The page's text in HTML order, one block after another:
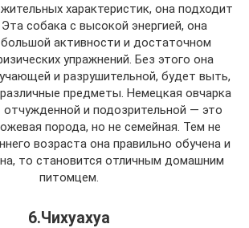
характеристик, она подходит
собака с высокой энергией, она
активности и достаточном
упражнений. Без этого она
и разрушительной, будет выть,
предметы. Немецкая овчарка
и подозрительной — это
порода, но не семейная. Тем не
возраста она правильно обучена и
то становится отличным домашним
питомцем.
6.Чихуахуа